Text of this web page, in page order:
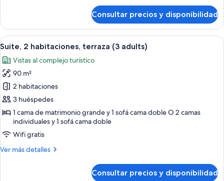
4
children)
2
habitaciones,
terraza
adults
+
4
children)
Consultar precios y disponibilidad
Abrir
todas
las
fotos
de
Suite,
2
habitaciones,
terraza
(3
Una habitación de hotel con cama,
7
Suite, 2 habitaciones, terraza (3 adults)
Vistas al complejo turístico
90 m²
2 habitaciones
3 huéspedes
1 cama de matrimonio grande y 1 sofá cama doble O 2 camas
individuales y 1 sofá cama doble
Wifi gratis
Ver más detalles
Más
Consultar precios y disponibilidad